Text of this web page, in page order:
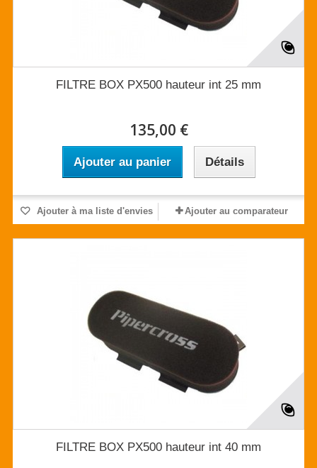
FILTRE BOX PX500 hauteur int 25 mm
135,00 €
Ajouter au panier Détails
Ajouter à ma liste d'envies Ajouter au comparateur
FILTRE BOX PX500 hauteur int 40 mm